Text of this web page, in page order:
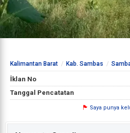
Kalimantan Barat Kab. Sambas
İklan No
Tanggal Pencatatan
Saya punya